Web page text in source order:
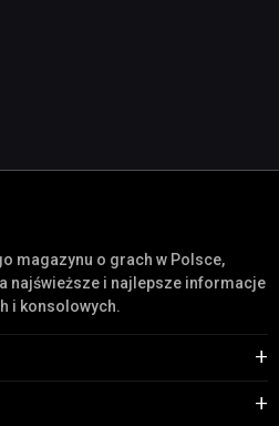
magazynu o grach w Polsce,
najświeższe i najlepsze informacje
i konsolowych.